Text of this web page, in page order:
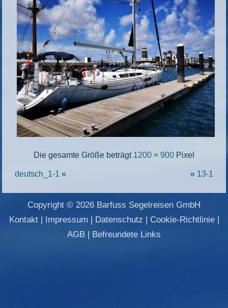
Die gesamte Größe beträgt 1200 × 900 Pixel
deutsch_1-1 » « 13-1
Copyright © 2026 Barfuss Segelreisen GmbH
Kontakt| Impressum Datenschutz Cookie-Richtlinie|
AGB
Befreundete Links